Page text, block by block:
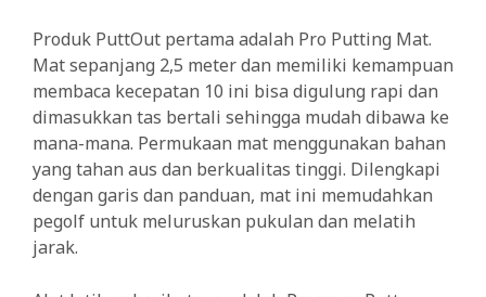
Produk PuttOut pertama adalah Pro Putting Mat.
Mat sepanjang 2,5 meter dan memiliki kemampuan
membaca kecepatan 10 ini bisa digulung rapi dan
dimasukkan tas bertali sehingga mudah dibawa ke
mana-mana. Permukaan mat menggunakan bahan
yang tahan aus dan berkualitas tinggi. Dilengkapi
dengan garis dan panduan, mat ini memudahkan
pegolf untuk meluruskan pukulan dan melatih
jarak.